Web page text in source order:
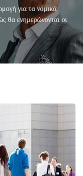
για τα νομικά
θα ενημερώνονται οι